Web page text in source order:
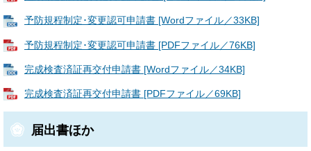
予防規程制定･変更認可申請書 [Wordファイル／33KB]
予防規程制定･変更認可申請書 [PDFファイル／76KB]
完成検査済証再交付申請書 [Wordファイル／34KB]
完成検査済証再交付申請書 [PDFファイル／69KB]
届出書ほか